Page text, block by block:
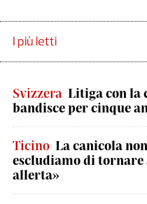
I più letti
Svizzera Litiga con la
bandisce per cinque
Ticino La canicola
escludiamo di
allerta»